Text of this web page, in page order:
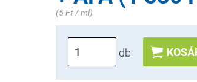
(5 Ft / ml)
db 